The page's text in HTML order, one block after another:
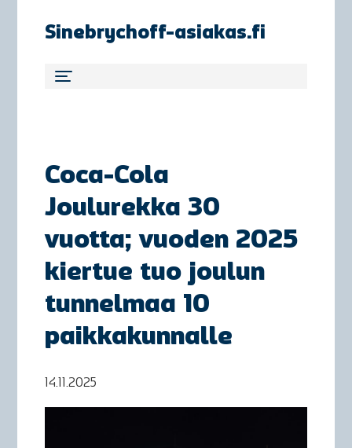
Sinebrychoff-asiakas.fi
Coca-Cola
Joulurekka 30
vuotta; vuoden 2025
kiertue tuo joulun
tunnelmaa 10
paikkakunnalle
14.11.2025